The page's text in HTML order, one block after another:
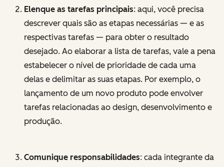
Elenque as tarefas principais: aqui, você precisa
descrever quais são as etapas necessárias — e as
respectivas tarefas — para obter o resultado
desejado. Ao elaborar a lista de tarefas, vale a pena
estabelecer o nível de prioridade de cada uma
delas e delimitar as suas etapas. Por exemplo, o
lançamento de um novo produto pode envolver
tarefas relacionadas ao design, desenvolvimento e
produção.
Comunique responsabilidades: cada integrante da